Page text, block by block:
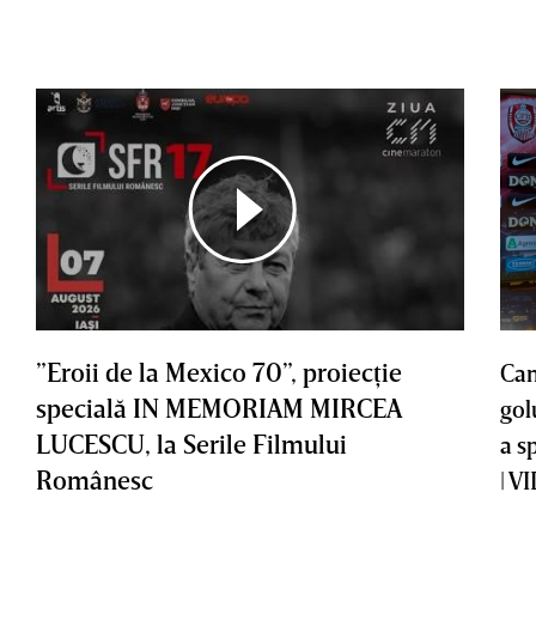
”Eroii de la Mexico 70”, proiecţie
specială IN MEMORIAM MIRCEA
LUCESCU, la Serile Filmului
Românesc
a
|